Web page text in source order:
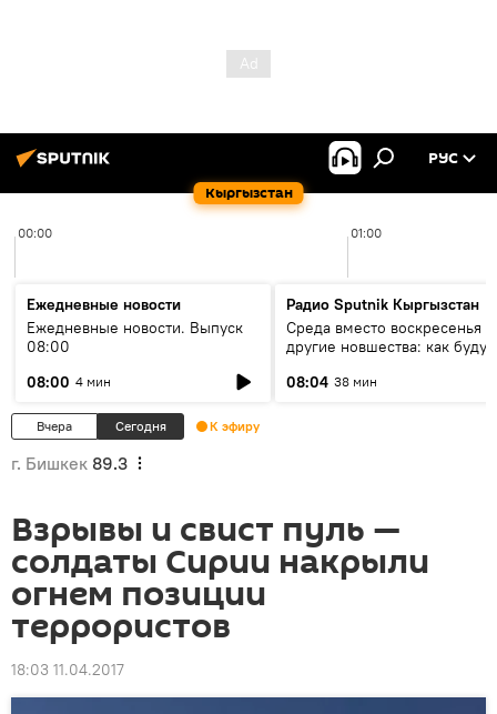
Кыргызстан
РУС
00:00 01:00
Ежедневные новости
Ежедневные новости. Выпуск
08:00
08:00 4 мин
Радио Sputnik Кыргызстан
Среда вместо воскресенья и
другие новшества: как будут
08:04 38 мин
Вчера Сегодня К эфиру
г. Бишкек 89.3
Взрывы и свист пуль —
солдаты Сирии накрыли
огнем позиции
террористов
18:03 11.04.2017